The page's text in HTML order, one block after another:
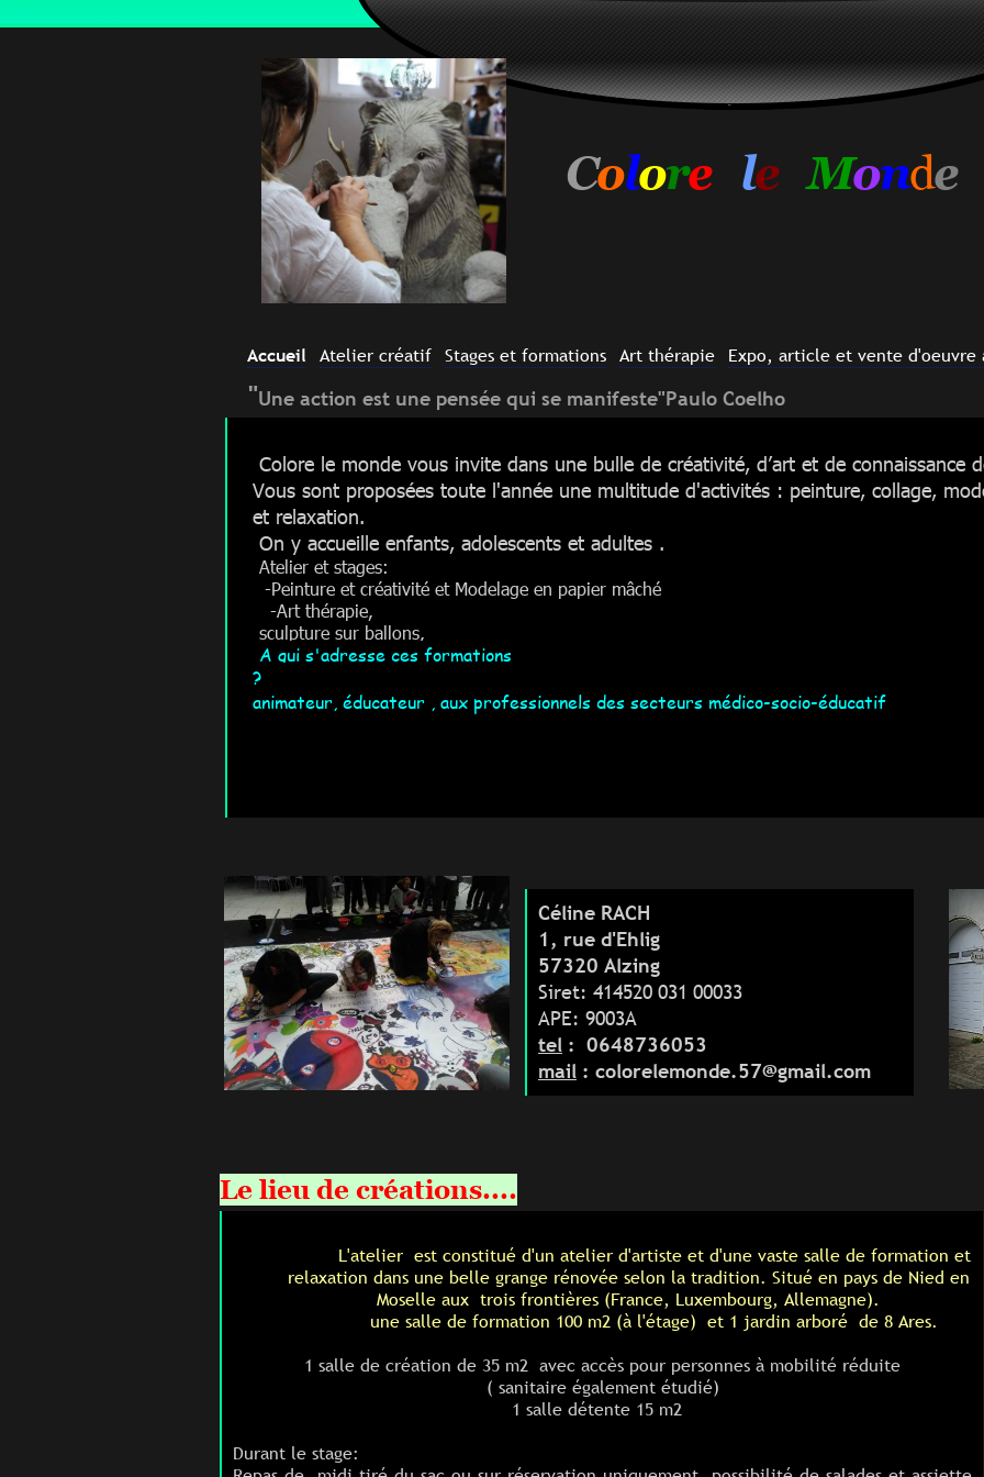
Colore le Monde
Accueil Atelier créatif Stages et formations Art thérapie Expo, article et vente
"Une action est une pensée qui se manifeste"Paulo Coelho
Colore le monde vous invite dans une bulle de créativité, d’art et de connaissance
Vous sont proposées toute l'année une multitude d'activités : peinture, collage,
et relaxation.
On y accueille enfants, adolescents et adultes .
Atelier et stages:
-Peinture et créativité et Modelage en papier mâché
-Art thérapie,
sculpture sur ballons,
A qui s'adresse ces formations
? A tous,
animateur, éducateur , aux professionnels des secteurs médico-socio-éducatif
Céline RACH
1, rue d'Ehlig
57320 Alzing
Siret: 414520 031 00033
APE: 9003A
tel : 0648736053
mail : colorelemonde.57@gmail.com
Le lieu de créations....
L'atelier est constitué d'un atelier d'artiste et d'une vaste salle de formation et
relaxation dans une belle grange rénovée selon la tradition. Situé en pays de Nied en
Moselle aux trois frontières (France, Luxembourg, Allemagne).
une salle de formation 100 m2 (à l'étage) et 1 jardin arboré de 8 Ares.
1 salle de création de 35 m2 avec accès pour personnes à mobilité réduite
( sanitaire également étudié)
1 salle détente 15 m2
Durant le stage: